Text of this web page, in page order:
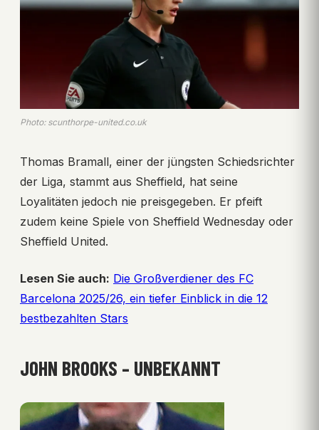
Photo: scunthorpe-united.co.uk
Thomas Bramall, einer der jüngsten Schiedsrichter
der Liga, stammt aus Sheffield, hat seine
Loyalitäten jedoch nie preisgegeben. Er pfeift
zudem keine Spiele von Sheffield Wednesday oder
Sheffield United.
Lesen Sie auch: Die Großverdiener des FC
Barcelona 2025/26, ein tiefer Einblick in die 12
bestbezahlten Stars
JOHN BROOKS – UNBEKANNT